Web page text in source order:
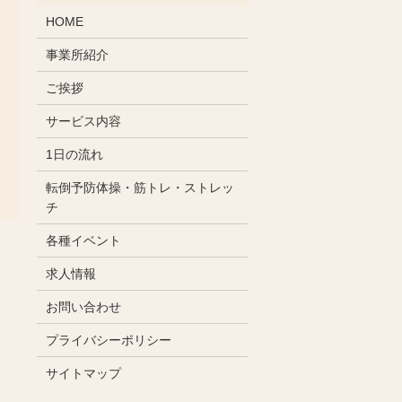
HOME
事業所紹介
ご挨拶
サービス内容
1日の流れ
転倒予防体操・筋トレ・ストレッ
チ
各種イベント
求人情報
お問い合わせ
プライバシーポリシー
サイトマップ